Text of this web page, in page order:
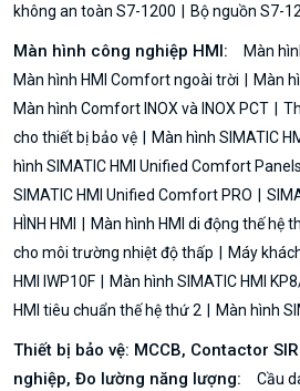
không an toàn S7-1200
Bộ nguồn S7-
Màn hình công nghiệp HMI:
Màn
Màn hình HMI Comfort ngoài trời
Màn
Màn hình Comfort INOX và INOX PCT
cho thiết bị bảo vệ
Màn hình SIMATIC
hình SIMATIC HMI Unified Comfort
SIMATIC HMI Unified Comfort PRO
HÌNH HMI
Màn hình HMI di động thế hệ
cho môi trường nhiệt độ thấp
Máy
HMI IWP10F
Màn hình SIMATIC HMI
HMI tiêu chuẩn thế hệ thứ 2
Màn hình
Thiết bị bảo vệ: MCCB, Contactor
nghiệp, Đo lường năng lượng:
Cầu